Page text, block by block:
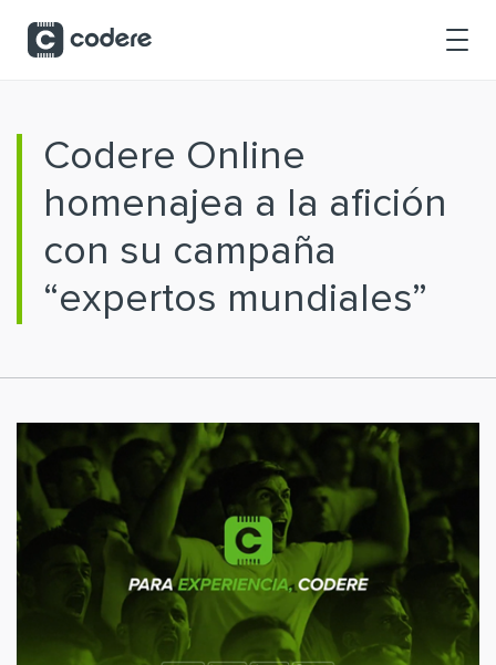
Codere Online
homenajea a la afición
con su campaña
“expertos mundiales”